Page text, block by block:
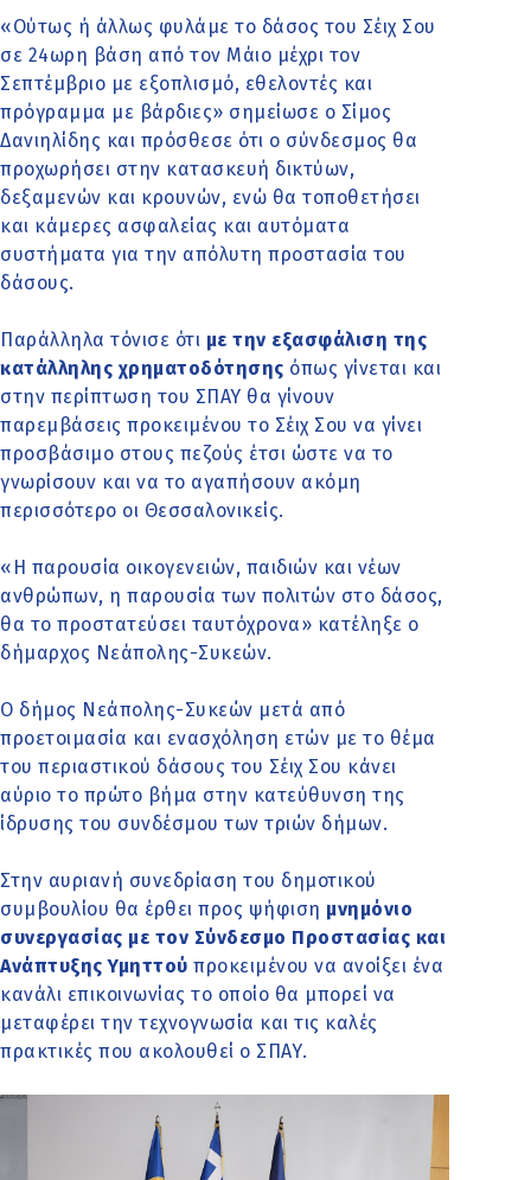
«Ούτως ή άλλως φυλάμε το δάσος του Σέιχ Σου
σε 24ωρη βάση από τον Μάιο μέχρι τον
Σεπτέμβριο με εξοπλισμό, εθελοντές και
πρόγραμμα με βάρδιες» σημείωσε ο Σίμος
Δανιηλίδης και πρόσθεσε ότι ο σύνδεσμος θα
προχωρήσει στην κατασκευή δικτύων,
δεξαμενών και κρουνών, ενώ θα τοποθετήσει
και κάμερες ασφαλείας και αυτόματα
συστήματα για την απόλυτη προστασία του
δάσους.
Παράλληλα τόνισε ότι με την εξασφάλιση της
κατάλληλης χρηματοδότησης όπως γίνεται και
στην περίπτωση του ΣΠΑΥ θα γίνουν
παρεμβάσεις προκειμένου το Σέιχ Σου να γίνει
προσβάσιμο στους πεζούς έτσι ώστε να το
γνωρίσουν και να το αγαπήσουν ακόμη
περισσότερο οι Θεσσαλονικείς.
«Η παρουσία οικογενειών, παιδιών και νέων
ανθρώπων, η παρουσία των πολιτών στο δάσος,
θα το προστατεύσει ταυτόχρονα» κατέληξε ο
δήμαρχος Νεάπολης-Συκεών.
Ο δήμος Νεάπολης-Συκεών μετά από
προετοιμασία και ενασχόληση ετών με το θέμα
του περιαστικού δάσους του Σέιχ Σου κάνει
αύριο το πρώτο βήμα στην κατεύθυνση της
ίδρυσης του συνδέσμου των τριών δήμων.
Στην αυριανή συνεδρίαση του δημοτικού
συμβουλίου θα έρθει προς ψήφιση μνημόνιο
συνεργασίας με τον Σύνδεσμο Προστασίας και
Ανάπτυξης Υμηττού προκειμένου να ανοίξει ένα
κανάλι επικοινωνίας το οποίο θα μπορεί να
μεταφέρει την τεχνογνωσία και τις καλές
πρακτικές που ακολουθεί ο ΣΠΑΥ.